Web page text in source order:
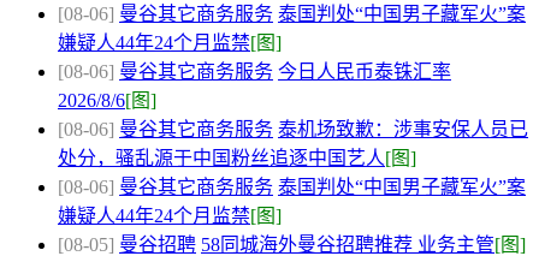
[08-06] 曼谷其它商务服务 泰国判处“中国男子藏军火”案
嫌疑人44年24个月监禁[图]
[08-06] 曼谷其它商务服务 今日人民币泰铢汇率
2026/8/6[图]
[08-06] 曼谷其它商务服务 泰机场致歉：涉事安保人员已
处分，骚乱源于中国粉丝追逐中国艺人[图]
[08-06] 曼谷其它商务服务 泰国判处“中国男子藏军火”案
嫌疑人44年24个月监禁[图]
[08-05] 曼谷招聘 58同城海外曼谷招聘推荐 业务主管[图]